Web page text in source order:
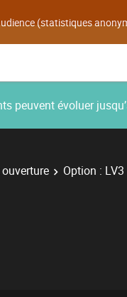
(statistiques
peuvent évoluer
Option : LV3